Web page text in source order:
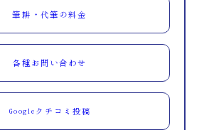
筆耕・代筆の料金
各種お問い合わせ
Googleクチコミ投稿